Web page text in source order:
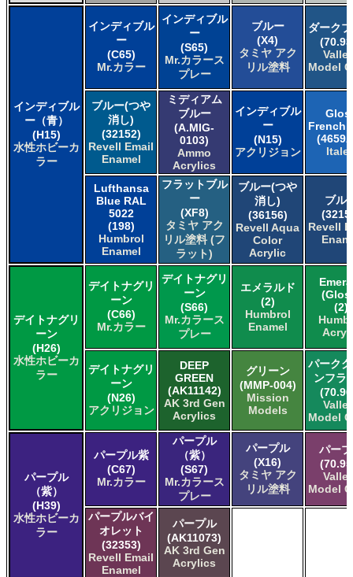
インディブル
ー（青）
(H15)
水性ホビーカ
ラー
インディブル
ー
(C65)
Mr.カラー
インディブル
ー
(S65)
Mr.カラース
プレー
ブルー
(X4)
タミヤ アク
リル塗料
ダーク
Model
ブルー(つや
消し)
(32152)
Revell Email
Enamel
ミディアム
ブルー
(A.MIG-
0103)
Ammo
Acrylics
インディブル
ー
(N15)
アクリジョン
French
Lufthansa
Blue RAL
5022
(198)
Humbrol
Enamel
フラットブル
ー
(XF8)
タミヤ アク
リル塗料 (フ
ラット)
ブルー(つや
消し)
(36156)
Revell Aqua
Color
Acrylic
ブル
Revell
デイトナグリ
ーン
(H26)
水性ホビーカ
ラー
デイトナグリ
ーン
(C66)
Mr.カラー
デイトナグリ
ーン
(S66)
Mr.カラース
プレー
エメラルド
(2)
Humbrol
Enamel
(2)
デイトナグリ
ーン
(N26)
アクリジョン
DEEP
GREEN
(AK11142)
AK 3rd Gen
Acrylics
グリーン
(MMP-004)
Mission
Models
パーク
ンフラ
Model
パープル
（紫）
(H39)
水性ホビーカ
ラー
パープル紫
(C67)
Mr.カラー
パープル
（紫）
(S67)
Mr.カラース
プレー
パープル
(X16)
タミヤ アク
リル塗料
パー
Model
パープルバイ
オレット
(32353)
Revell Email
Enamel
パープル
(AK11073)
AK 3rd Gen
Acrylics